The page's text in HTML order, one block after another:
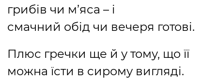
грибів чи м’яса – і
смачний обід чи вечеря готові.
Плюс гречки ще й у тому, що її
можна їсти в сирому вигляді.